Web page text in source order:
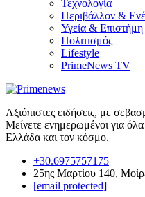
Τεχνολογία
Περιβάλλον &
Υγεία & Επιστήμη
Πολιτισμός
Lifestyle
PrimeNews TV
Αξιόπιστες ειδήσεις, με
Μείνετε ενημερωμένοι για
Ελλάδα και τον κόσμο.
+30.6975757175
25ης Μαρτίου 140,
[email protected]